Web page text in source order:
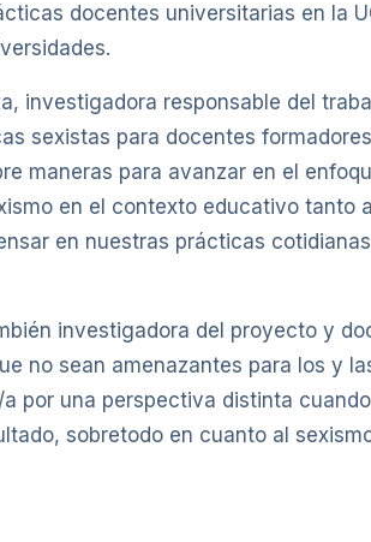
docentes universitarias en la
investigadora responsable del
sexistas para docentes
maneras para avanzar en el
en el contexto educativo
en nuestras prácticas
investigadora del proyecto y
no sean amenazantes para los y
por una perspectiva distinta
sobretodo en cuanto al